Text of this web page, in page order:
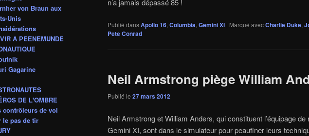
n’a jamais dépassé 85 !
Publié dansApollo 16, Columbia, Gemini XI | Marqué avecCharlie Duke,
Pete Conrad
Neil Armstrong piège William
Publié le 27 mars 2012
Neil Armstrong et William Anders, qui constituent l’équipage
Gemini XI, sont dans le simulateur pour peaufiner leurs
von Braun aux
Unis
A PEENEMUNDE
Gagarine
DE L'OMBRE
contrôleurs de vol
le pas de tir